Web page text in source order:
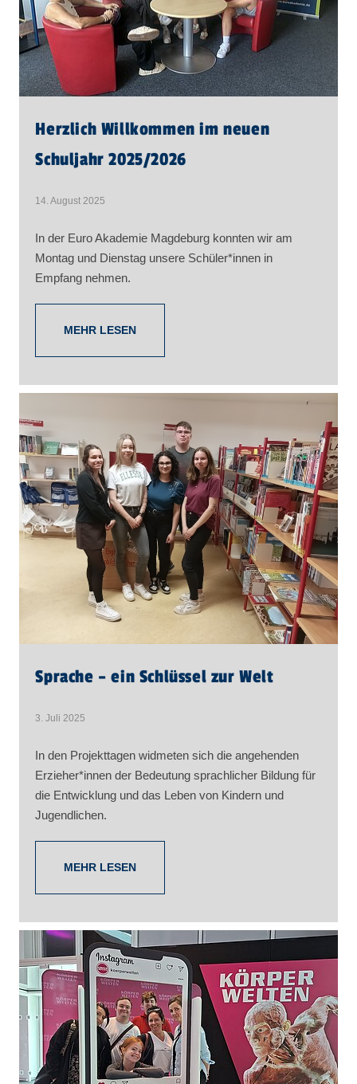
Herzlich Willkommen im neuen
Schuljahr 2025/2026
14. August 2025
In der Euro Akademie Magdeburg konnten wir am
Montag und Dienstag unsere Schüler*innen in
Empfang nehmen.
MEHR LESEN
Sprache – ein Schlüssel zur Welt
3. Juli 2025
In den Projekttagen widmeten sich die angehenden
Erzieher*innen der Bedeutung sprachlicher Bildung für
die Entwicklung und das Leben von Kindern und
Jugendlichen.
MEHR LESEN